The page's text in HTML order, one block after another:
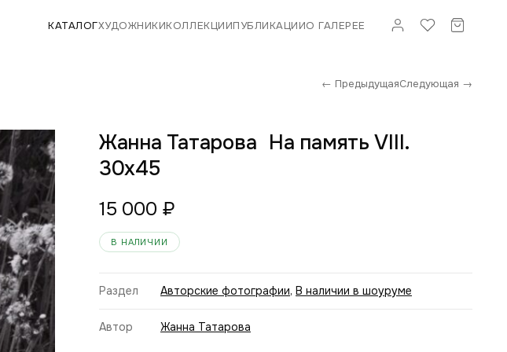
КАТАЛОГХУДОЖНИКИКОЛЛЕКЦИИПУБЛИКАЦИИО ГАЛЕРЕЕ
← ПредыдущаяСледующая →
Жанна Татарова На память VIII.
30х45
15 000 ₽
В НАЛИЧИИ
Раздел Авторские фотографии, В наличии в шоуруме
Автор Жанна Татарова